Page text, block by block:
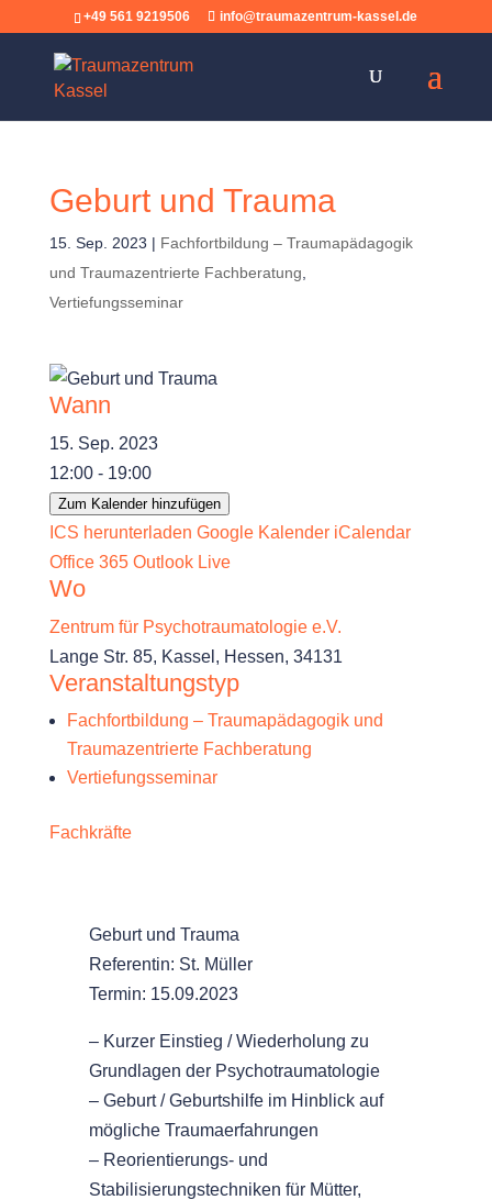
+49 561 9219506 info@traumazentrum-kassel.de
Geburt und Trauma
15. Sep. 2023 | Fachfortbildung – Traumapädagogik
und Traumazentrierte Fachberatung
Vertiefungsseminar
Wann
15. Sep. 2023
12:00 - 19:00
Zum Kalender hinzufügen
ICS herunterladen Google Kalender iCalendar
Office 365 Outlook Live
Wo
Zentrum für Psychotraumatologie e.V.
Lange Str. 85, Kassel, Hessen, 34131
Veranstaltungstyp
Fachfortbildung – Traumapädagogik und
Traumazentrierte Fachberatung
Vertiefungsseminar
Fachkräfte
Geburt und Trauma
Referentin: St. Müller
Termin: 15.09.2023
– Kurzer Einstieg / Wiederholung zu
Grundlagen der Psychotraumatologie
– Geburt / Geburtshilfe im Hinblick auf
mögliche Traumaerfahrungen
– Reorientierungs- und
Stabilisierungstechniken für Mütter,